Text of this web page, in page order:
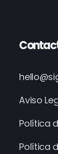
Aviso
Política
Política